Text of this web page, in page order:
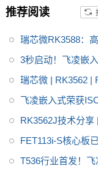
MX9352高性能，低成
推荐阅读
瑞芯微RK3588：
3秒启动！飞凌嵌
炫起来
瑞芯微 | RK3562 |
飞凌嵌入式荣获
RK3562J技术分
FET113i-S核心板
T536行业首发！